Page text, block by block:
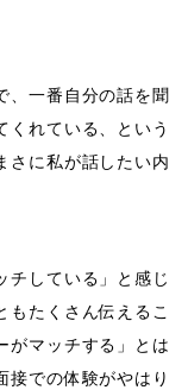
、一番自分の話を聞
くれている、という
さに私が話したい内
チしている」と感じ
もたくさん伝えるこ
がマッチする」とは
接での体験がやはり